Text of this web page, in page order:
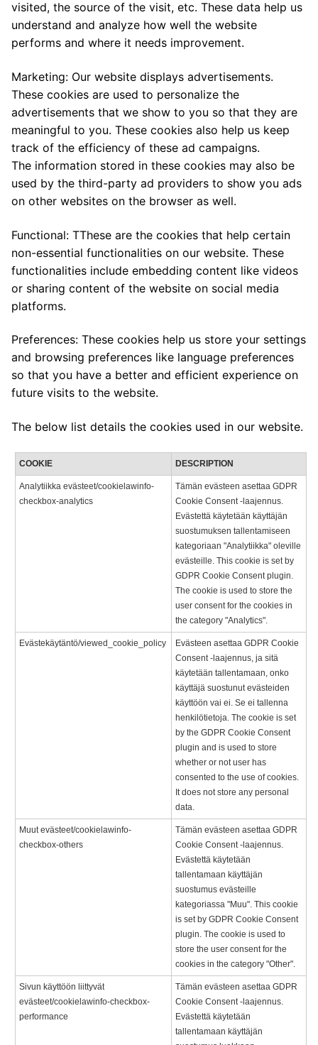
visited, the source of the visit, etc. These data help us
understand and analyze how well the website
performs and where it needs improvement.
Marketing: Our website displays advertisements.
These cookies are used to personalize the
advertisements that we show to you so that they are
meaningful to you. These cookies also help us keep
track of the efficiency of these ad campaigns.
The information stored in these cookies may also be
used by the third-party ad providers to show you ads
on other websites on the browser as well.
Functional: TThese are the cookies that help certain
non-essential functionalities on our website. These
functionalities include embedding content like videos
or sharing content of the website on social media
platforms.
Preferences: These cookies help us store your settings
and browsing preferences like language preferences
so that you have a better and efficient experience on
future visits to the website.
The below list details the cookies used in our website.
COOKIE DESCRIPTION
Analytiikka evästeet/cookielawinfo-
checkbox-analytics
Tämän evästeen asettaa GDPR
Cookie Consent -laajennus.
Evästettä käytetään käyttäjän
suostumuksen tallentamiseen
kategoriaan "Analytiikka" oleville
evästeille. This cookie is set by
GDPR Cookie Consent plugin.
The cookie is used to store the
user consent for the cookies in
the category "Analytics".
Evästekäytäntö/viewed_cookie_policy
Evästeen asettaa GDPR Cookie
Consent -laajennus, ja sitä
käytetään tallentamaan, onko
käyttäjä suostunut evästeiden
käyttöön vai ei. Se ei tallenna
henkilötietoja. The cookie is set
by the GDPR Cookie Consent
plugin and is used to store
whether or not user has
consented to the use of cookies.
It does not store any personal
data.
Muut evästeet/cookielawinfo-
checkbox-others
Tämän evästeen asettaa GDPR
Cookie Consent -laajennus.
Evästettä käytetään
tallentamaan käyttäjän
suostumus evästeille
kategoriassa "Muu". This cookie
is set by GDPR Cookie Consent
plugin. The cookie is used to
store the user consent for the
cookies in the category "Other".
Sivun käyttöön liittyvät
evästeet/cookielawinfo-checkbox-
performance
Tämän evästeen asettaa GDPR
Cookie Consent -laajennus.
Evästettä käytetään
tallentamaan käyttäjän